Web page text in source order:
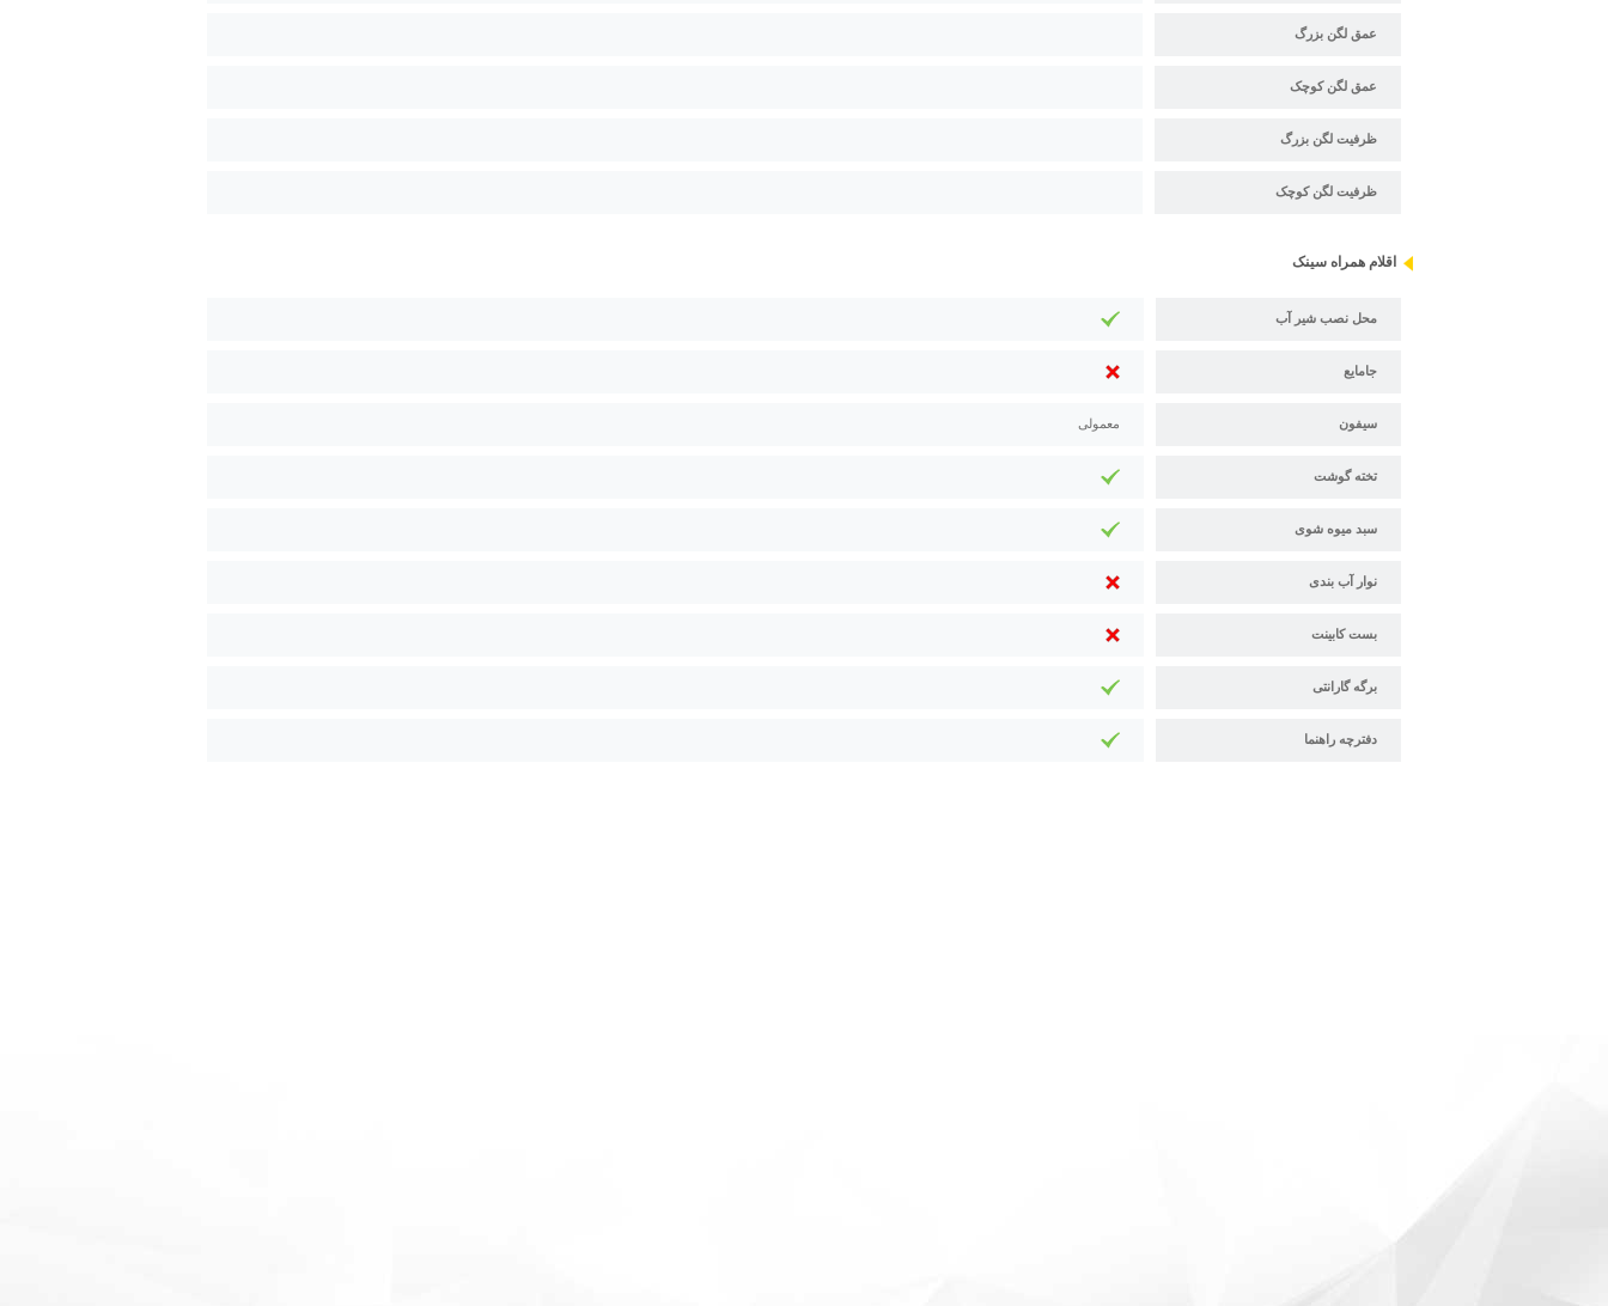
عمق لگن بزرگ
عمق لگن کوچک
ظرفیت لگن بزرگ
ظرفیت لگن کوچک
اقلام همراه سینک
محل نصب شیر آب
جامایع
سیفون معمولی
تخته گوشت
سبد میوه شوی
نوار آب بندی
بست کابینت
برگه گارانتی
دفترچه راهنما